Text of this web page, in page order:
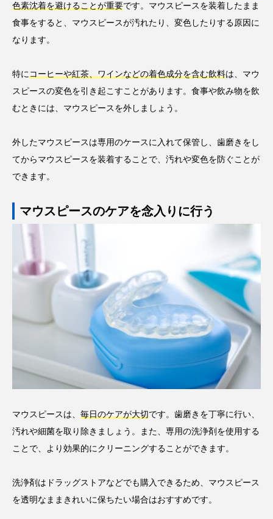
色素沈着を避けることが重要です。マウスピースを装着したまま
食事をすると、マウスピースが汚れたり、変色したりする原因に
なります。
特に コーヒーや紅茶、ワインなどの着色成分を含む飲料は、マウ
スピースの変色を引き起こすことがあります。食事や飲み物を飲
むときには、マウスピースを外しましょう。
外したマウスピースは専用のケースに入れて保管し、歯磨きをし
てからマウスピースを装着することで、汚れや変色を防ぐことが
できます。
マウスピースのケアを念入りに行う
マウスピースは、 毎日のケアが大切です。歯磨きを丁寧に行い、
汚れや細菌を取り除きましょう。また、専用の洗浄剤を使用する
ことで、より効果的にクリーニングすることができます。
洗浄剤はドラッグストアなどでも購入できるため、マウスピース
を透明なままきれいに保ちたい場合はおすすめです。